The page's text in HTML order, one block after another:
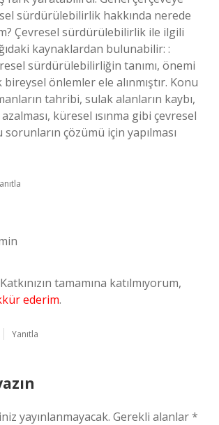
sürdürülebilirlik hakkında nerede
Çevresel sürdürülebilirlik ile ilgili
kaynaklardan bulunabilir: :
sürdürülebilirliğin tanımı, önemi
bireysel önlemler ele alınmıştır. Konu
tahribi, sulak alanların kaybı,
küresel ısınma gibi çevresel
çözümü için yapılması
tamamına katılmıyorum,
ederim.
Yanıtla
yayınlanmayacak. Gerekli alanlar*